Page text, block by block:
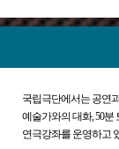
국립극단에서는 공연
예술가와의 대화, 50분
연극강좌를 운영하고